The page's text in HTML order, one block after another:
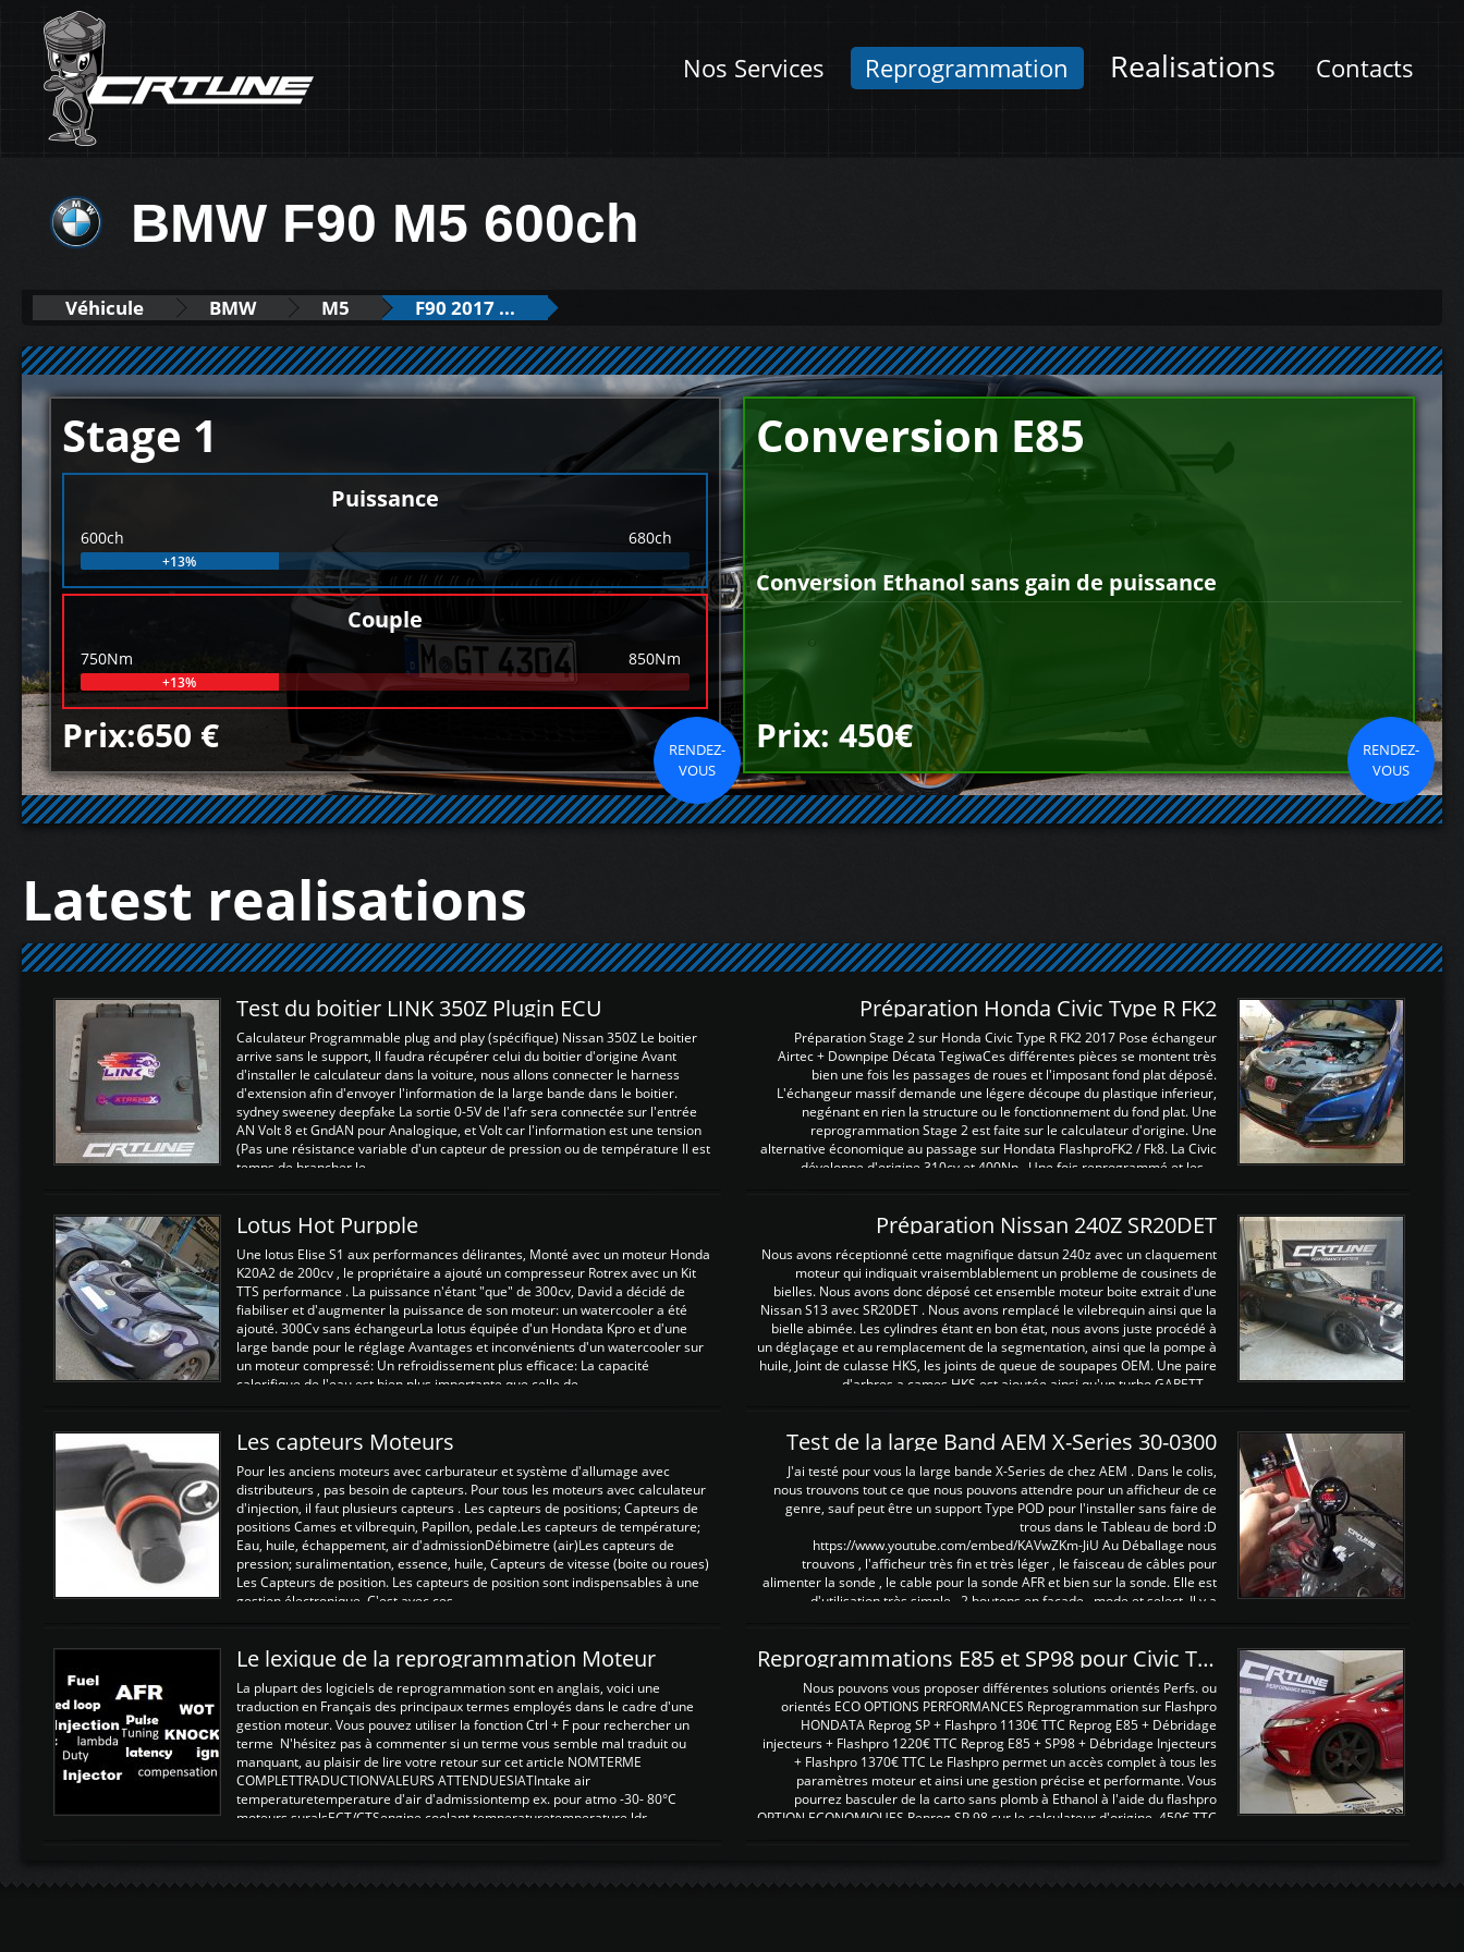
Nos Services Reprogrammation Realisations Contacts
BMW F90 M5 600ch
Véhicule BMW M5 F90 2017 ...
Stage 1
Puissance
600ch 680ch
+13%
Couple
750Nm 850Nm
+13%
Prix:650 €
RENDEZ-
VOUS
Conversion E85
Conversion Ethanol sans gain de puissance
Prix: 450€
RENDEZ-
VOUS
Latest realisations
Test du boitier LINK 350Z Plugin ECU
Calculateur Programmable plug and play (spécifique) Nissan 350Z Le boitier
arrive sans le support, Il faudra récupérer celui du boitier d'origine Avant
d'installer le calculateur dans la voiture, nous allons connecter le harness
d'extension afin d'envoyer l'information de la large bande dans le boitier.
sydney sweeney deepfake La sortie 0-5V de l'afr sera connectée sur l'entrée
AN Volt 8 et GndAN pour Analogique, et Volt car l'information est une tension
(Pas une résistance variable d'un capteur de pression ou de température Il est
temps de brancher le ...
Préparation Honda Civic Type R FK2
Préparation Stage 2 sur Honda Civic Type R FK2 2017 Pose échangeur
Airtec + Downpipe Décata TegiwaCes différentes pièces se montent très
bien une fois les passages de roues et l'imposant fond plat déposé.
L'échangeur massif demande une légere découpe du plastique inferieur,
negénant en rien la structure ou le fonctionnement du fond plat. Une
reprogrammation Stage 2 est faite sur le calculateur d'origine. Une
alternative économique au passage sur Hondata FlashproFK2 / Fk8. La Civic
développe d'origine 310cv et 400Nn , Une fois reprogrammé et les ...
Lotus Hot Purpple
Une lotus Elise S1 aux performances délirantes, Monté avec un moteur Honda
K20A2 de 200cv , le propriétaire a ajouté un compresseur Rotrex avec un Kit
TTS performance . La puissance n'étant "que" de 300cv, David a décidé de
fiabiliser et d'augmenter la puissance de son moteur: un watercooler a été
ajouté. 300Cv sans échangeurLa lotus équipée d'un Hondata Kpro et d'une
large bande pour le réglage Avantages et inconvénients d'un watercooler sur
un moteur compressé: Un refroidissement plus efficace: La capacité
calorifique de l'eau est bien plus importante que celle de ...
Préparation Nissan 240Z SR20DET
Nous avons réceptionné cette magnifique datsun 240z avec un claquement
moteur qui indiquait vraisemblablement un probleme de cousinets de
bielles. Nous avons donc déposé cet ensemble moteur boite extrait d'une
Nissan S13 avec SR20DET . Nous avons remplacé le vilebrequin ainsi que la
bielle abimée. Les cylindres étant en bon état, nous avons juste procédé à
un déglaçage et au remplacement de la segmentation, ainsi que la pompe à
huile, Joint de culasse HKS, les joints de queue de soupapes OEM. Une paire
d'arbres a cames HKS est ajoutée ainsi qu'un turbo GARETT ...
Les capteurs Moteurs
Pour les anciens moteurs avec carburateur et système d'allumage avec
distributeurs , pas besoin de capteurs. Pour tous les moteurs avec calculateur
d'injection, il faut plusieurs capteurs . Les capteurs de positions; Capteurs de
positions Cames et vilbrequin, Papillon, pedale.Les capteurs de température;
Eau, huile, échappement, air d'admissionDébimetre (air)Les capteurs de
pression; suralimentation, essence, huile, Capteurs de vitesse (boite ou roues)
Les Capteurs de position. Les capteurs de position sont indispensables à une
gestion électronique. C'est avec ces ...
Test de la large Band AEM X-Series 30-0300
J'ai testé pour vous la large bande X-Series de chez AEM . Dans le colis,
nous trouvons tout ce que nous pouvons attendre pour un afficheur de ce
genre, sauf peut être un support Type POD pour l'installer sans faire de
trous dans le Tableau de bord :D
https://www.youtube.com/embed/KAVwZKm-JiU Au Déballage nous
trouvons , l'afficheur très fin et très léger , le faisceau de câbles pour
alimenter la sonde , le cable pour la sonde AFR et bien sur la sonde. Elle est
d'utilisation très simple , 2 boutons en façade , mode et select. Il y a
Le lexique de la reprogrammation Moteur
La plupart des logiciels de reprogrammation sont en anglais, voici une
traduction en Français des principaux termes employés dans le cadre d'une
gestion moteur. Vous pouvez utiliser la fonction Ctrl + F pour rechercher un
terme N'hésitez pas à commenter si un terme vous semble mal traduit ou
manquant, au plaisir de lire votre retour sur cet article NOMTERME
COMPLETTRADUCTIONVALEURS ATTENDUESIATIntake air
temperaturetemperature d'air d'admissiontemp ex. pour atmo -30- 80°C
moteurs suralsECT/CTSengine coolant temperaturetemperature ldr
Reprogrammations E85 et SP98 pour Civic Type R FN2
Nous pouvons vous proposer différentes solutions orientés Perfs. ou
orientés ECO OPTIONS PERFORMANCES Reprogrammation sur Flashpro
HONDATA Reprog SP + Flashpro 1130€ TTC Reprog E85 + Débridage
injecteurs + Flashpro 1220€ TTC Reprog E85 + SP98 + Débridage Injecteurs
+ Flashpro 1370€ TTC Le Flashpro permet un accès complet à tous les
paramètres moteur et ainsi une gestion précise et performante. Vous
pourrez basculer de la carto sans plomb à Ethanol à l'aide du flashpro
OPTION ECONOMIQUES Reprog SP 98 sur le calculateur d'origine 450€ TTC